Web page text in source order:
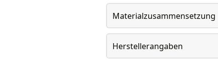
Materialzusammensetzung
Herstellerangaben